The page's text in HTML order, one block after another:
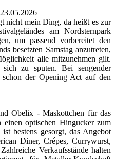
nicht mein Ding, da heißt es zur
am Nordsternpark
um passend vorbereitet den
besetzten Samstag anzutreten,
alle mitzunehmen gilt.
zu sputen. Bei sengender
der Opening Act auf den
Obelix - Maskottchen für das
optischen Hingucker zum
bestens gesorgt, das Angebot
Diner, Crépes, Currywurst,
Verkaufsstände halten